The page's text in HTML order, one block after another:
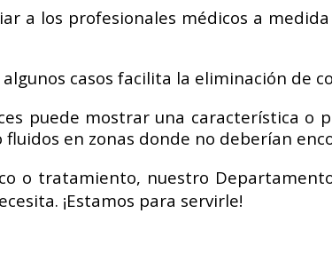
a los profesionales médicos a
casos facilita la eliminación de
puede mostrar una característica
fluidos en zonas donde no deberían
o tratamiento, nuestro
¡Estamos para servirle!